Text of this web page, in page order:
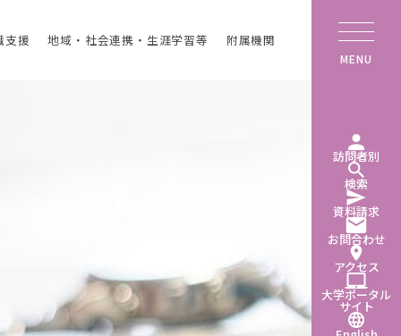
支援 地域・社会連携・生涯学習等 附属機関
MENU
訪問者別
検索
資料請求
お問合わせ
アクセス
大学ポータル
サイト